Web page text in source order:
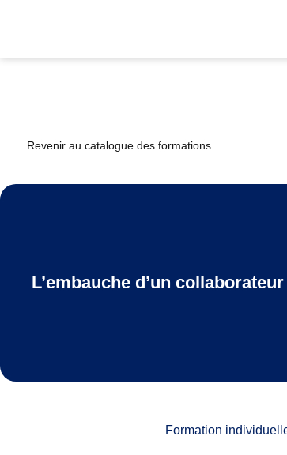
Revenir au catalogue des formations
L’embauche d’un collaborateur
Formation